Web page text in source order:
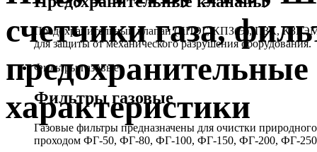
Предохранительный клапан (КПЭГ, КПЗ(Э), ПЗК,
для защиты от механического разрушения оборудования.
Фильтры газовые
Фильтры газовые
Газовые фильтры предназначены для очистки
проходом ФГ-50, ФГ-80, ФГ-100, ФГ-150, ФГ-200, ФГ-
счетчики газа,
характеристики